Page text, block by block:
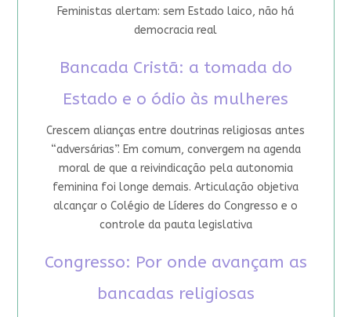
Feministas alertam: sem Estado laico, não há
democracia real
Bancada Cristã: a tomada do
Estado e o ódio às mulheres
Crescem alianças entre doutrinas religiosas antes
“adversárias”. Em comum, convergem na agenda
moral de que a reivindicação pela autonomia
feminina foi longe demais. Articulação objetiva
alcançar o Colégio de Líderes do Congresso e o
controle da pauta legislativa
Congresso: Por onde avançam as
bancadas religiosas